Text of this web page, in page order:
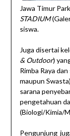
Jawa Timur
STADIUM
siswa.
Juga disertai
& Outdoor)
Rimba Raya
maupun
sarana
pengetahuan
(Biologi/Kimia/
Pengunjung